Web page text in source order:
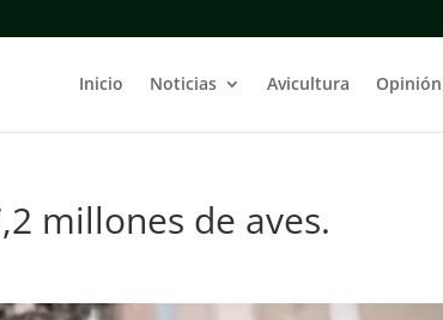
Inicio Noticias Avicultura Opinión
millones de aves.